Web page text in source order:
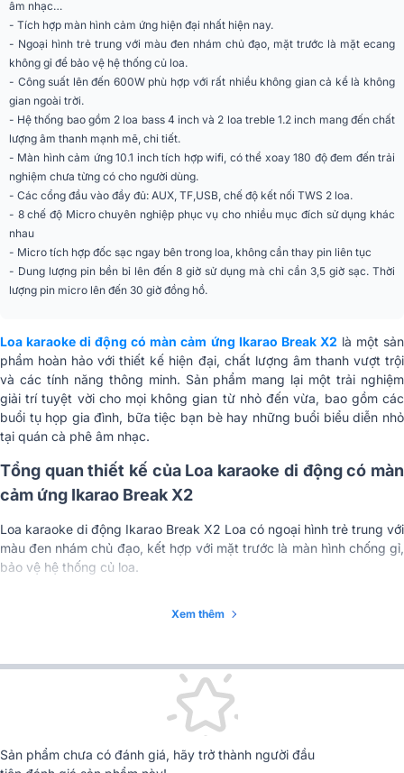
Độ nhạy SPL
SPL của loa 84dB (bass), 88dB (Treble)
Không gian sử dung 15 - 100m2
Loại phản xạ âm trầm Cổng phản xạ âm trầm
Độ méo ≤1%
Nguồn điện dự phòng ≤0,5W
Quá tải đầu vào
Tỷ lệ tín hiệu trên
nhiễu
≥85dBA (Công suất định mức)
Kích thước màn hình 10.1 inch
Tuổi thọ pin
8h (Màn hình bật); 11h(Tắt màn
hình)
Thời gian phát của Mic
Kết nối
USB, AUX In/Out, HDMI, Bluetooth
V5.3 và Wifi
Trọng lượng tịnh 6.5kg
âm nhạc…
- Tích hợp màn hình cảm ứng hiện đại nhất hiện nay.
- Ngoại hình trẻ trung với màu đen nhám chủ đạo, mặt trước là mặt ecang
không gỉ để bảo vệ hệ thống củ loa.
- Công suất lên đến 600W phù hợp với rất nhiều không gian cả kể là không
gian ngoài trời.
- Hệ thống bao gồm 2 loa bass 4 inch và 2 loa treble 1.2 inch mang đến chất
lượng âm thanh mạnh mẽ, chi tiết.
- Màn hình cảm ứng 10.1 inch tích hợp wifi, có thể xoay 180 độ đem đến trải
nghiệm chưa từng có cho người dùng.
- Các cổng đầu vào đầy đủ: AUX, TF,USB, chế độ kết nối TWS 2 loa.
- 8 chế độ Micro chuyên nghiệp phục vụ cho nhiều mục đích sử dụng khác
nhau
- Micro tích hợp đốc sạc ngay bên trong loa, không cần thay pin liên tục
- Dung lượng pin bền bỉ lên đến 8 giờ sử dụng mà chỉ cần 3,5 giờ sạc. Thời
lượng pin micro lên đến 30 giờ đồng hồ.
Loa karaoke di động có màn cảm ứng Ikarao Break X2 là một sản
phẩm hoàn hảo với thiết kế hiện đại, chất lượng âm thanh vượt trội
và các tính năng thông minh. Sản phẩm mang lại một trải nghiệm
giải trí tuyệt vời cho mọi không gian từ nhỏ đến vừa, bao gồm các
buổi tụ họp gia đình, bữa tiệc bạn bè hay những buổi biểu diễn nhỏ
tại quán cà phê âm nhạc.
Tổng quan thiết kế của Loa karaoke di động có màn
cảm ứng Ikarao Break X2
Loa karaoke di động Ikarao Break X2 Loa có ngoại hình trẻ trung với
màu đen nhám chủ đạo, kết hợp với mặt trước là màn hình chống gỉ,
bảo vệ hệ thống củ loa.
Xem thêm
Sản phẩm chưa có đánh giá, hãy trở thành người đầu